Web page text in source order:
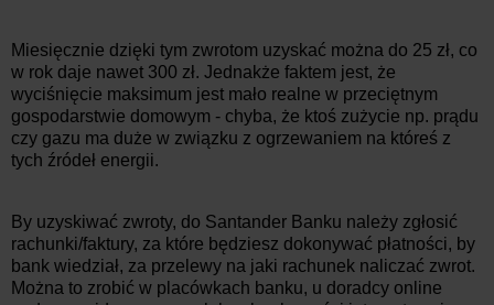
Miesięcznie dzięki tym zwrotom uzyskać można do 25 zł, co
w rok daje nawet 300 zł. Jednakże faktem jest, że
wyciśnięcie maksimum jest mało realne w przeciętnym
gospodarstwie domowym - chyba, że ktoś zużycie np. prądu
czy gazu ma duże w związku z ogrzewaniem na któreś z
tych źródeł energii.
By uzyskiwać zwroty, do Santander Banku należy zgłosić
rachunki/faktury, za które będziesz dokonywać płatności, by
bank wiedział, za przelewy na jaki rachunek naliczać zwrot.
Można to zrobić w placówkach banku, u doradcy online